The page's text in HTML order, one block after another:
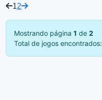
12
Mostrando página 1 de 2
Total de jogos encontrados: